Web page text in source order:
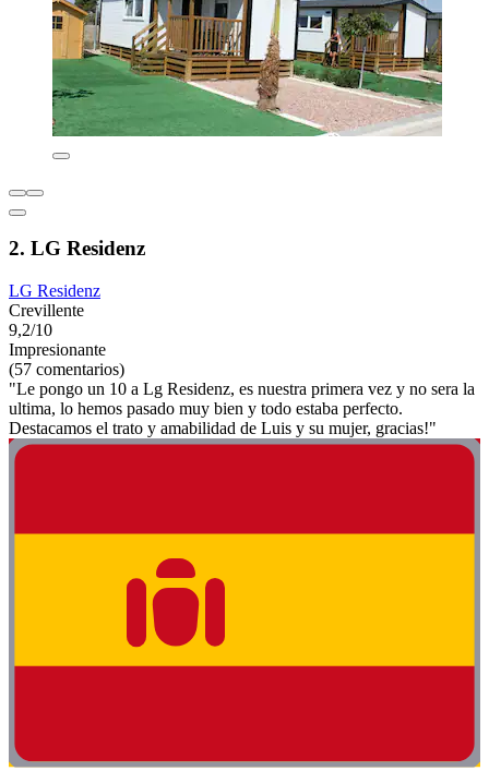
2. LG Residenz
LG Residenz
Crevillente
9,2/10
Impresionante
(57 comentarios)
"Le pongo un 10 a Lg Residenz, es nuestra primera vez y no sera la
ultima, lo hemos pasado muy bien y todo estaba perfecto.
Destacamos el trato y amabilidad de Luis y su mujer, gracias!"